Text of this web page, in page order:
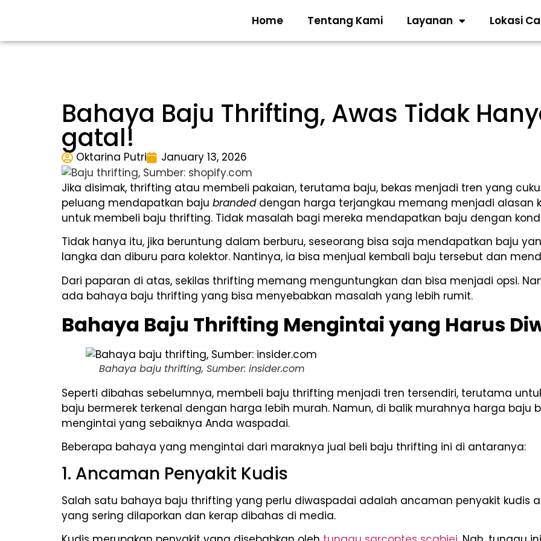
Home Tentang Kami Layanan Lokasi
Bahaya Baju Thrifting, Awas Tidak
gatal!
Oktarina Putri January 13, 2026
Jika disimak, thrifting atau membeli pakaian, terutama baju, bekas menjadi tren yang
peluang mendapatkan baju brandeddengan harga terjangkau memang menjadi alasan
untuk membeli baju thrifting. Tidak masalah bagi mereka mendapatkan baju dengan
Tidak hanya itu, jika beruntung dalam berburu, seseorang bisa saja mendapatkan baju
langka dan diburu para kolektor. Nantinya, ia bisa menjual kembali baju tersebut dan
Dari paparan di atas, sekilas thrifting memang menguntungkan dan bisa menjadi opsi.
ada bahaya baju thrifting yang bisa menyebabkan masalah yang lebih rumit.
Bahaya Baju Thrifting Mengintai yang Harus
Bahaya baju thrifting, Sumber: insider.com
Seperti dibahas sebelumnya, membeli baju thrifting menjadi tren tersendiri, terutama
baju bermerek terkenal dengan harga lebih murah. Namun, di balik murahnya harga baju
mengintai yang sebaiknya Anda waspadai.
Beberapa bahaya yang mengintai dari maraknya jual beli baju thrifting ini di antaranya:
1. Ancaman Penyakit Kudis
Salah satu bahaya baju thrifting yang perlu diwaspadai adalah ancaman penyakit kudis
yang sering dilaporkan dan kerap dibahas di media.